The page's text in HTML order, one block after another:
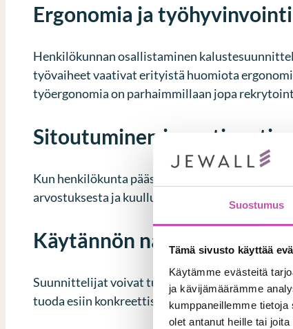
Suostumus
Tämä sivusto käyttää
Käytämme evästeitä
ja kävijämäärämme
kumppaneillemme
olet antanut heille tai
Ergonomia ja työhyvinvointi
Henkilökunnan osallistaminen
työvaiheet vaativat erityistä huomiota
työergonomia on parhaimmillaan jopa
Sitoutuminen ja motivaatio
Kun henkilökunta pääsee vaikuttamaan
arvostuksesta ja kuulluksi tulemisesta. Tällöin
Käytännön näkökulma
Suunnittelijat voivat tuoda mukanaan uutta
tuoda esiin konkreettisia parannusehdotuksia